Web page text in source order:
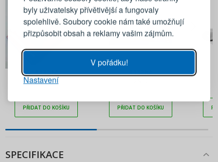
byly uživatelsky přívětivější a fungovaly
spolehlivě. Soubory cookie nám také umožňují
přizpůsobit obsah a reklamy vašim zájmům.
V pořádku!
Nastavení
4 132 Kč
#N/D
PŘIDAT DO KOŠÍKU
4 132 Kč
PŘIDAT DO KOŠÍKU
SPECIFIKACE
Emailová adresa
PŘIHLÁSIT SE
Připomenutí hesla